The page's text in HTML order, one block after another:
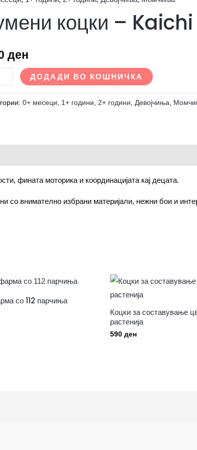
коцки – Kaichi
ден
ДОДАДИ ВО КОШНИЧКА
0+ месеци, 1+ години,2+ години,Девојчиња,
фината моторика и координацијата кај децата.
со внимателно избрани материјали, нежни бои и
со 112 парчиња
Коцки за составување
растенија
590 ден